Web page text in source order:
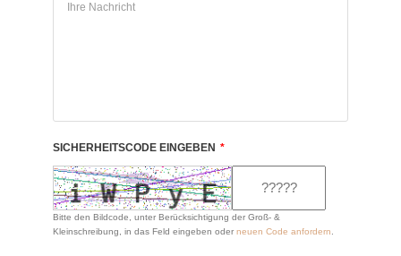
SICHERHEITSCODE EINGEBEN *
Bitte den Bildcode, unter Berücksichtigung der Groß- &
Kleinschreibung, in das Feld eingeben oder neuen Code anfordern